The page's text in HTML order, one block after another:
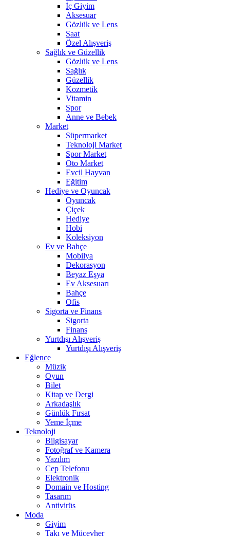
İç Giyim
Aksesuar
Gözlük ve Lens
Saat
Özel Alışveriş
Sağlık ve Güzellik
Gözlük ve Lens
Sağlık
Güzellik
Kozmetik
Vitamin
Spor
Anne ve Bebek
Market
Süpermarket
Teknoloji Market
Spor Market
Oto Market
Evcil Hayvan
Eğitim
Hediye ve Oyuncak
Oyuncak
Çiçek
Hediye
Hobi
Koleksiyon
Ev ve Bahçe
Mobilya
Dekorasyon
Beyaz Eşya
Ev Aksesuarı
Bahçe
Ofis
Sigorta ve Finans
Sigorta
Finans
Yurtdışı Alışveriş
Yurtdışı Alışveriş
Eğlence
Müzik
Oyun
Bilet
Kitap ve Dergi
Arkadaşlık
Günlük Fırsat
Yeme İçme
Teknoloji
Bilgisayar
Fotoğraf ve Kamera
Yazılım
Cep Telefonu
Elektronik
Domain ve Hosting
Tasarım
Antivirüs
Moda
Giyim
Takı ve Mücevher